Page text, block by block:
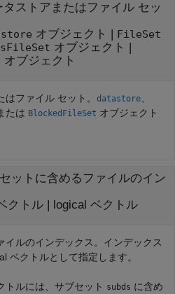
タストアまたはファイル セッ
オブジェクト FileSet
オブジェクト
オブジェクト
ファイル セット。 datastore
たは BlockedFileSet オブジェクト
ットに含めるファイルのイン
クトル| logical ベクトル
イルのインデックス。インデックス
ベクトルとして指定します。
トルには、サブセット subds に含め